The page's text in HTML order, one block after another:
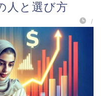
人と選び方
/